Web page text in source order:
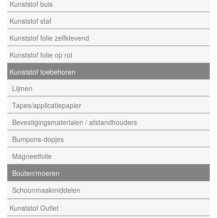
Kunststof buis
Kunststof staf
Kunststof folie zelfklevend
Kunststof folie op rol
Kunststof toebehoren
Lijmen
Tapes/applicatiepapier
Bevestigingsmaterialen / afstandhouders
Bumpons-dopjes
Magneetfolie
Bouten/moeren
Schoonmaakmiddelen
Kunststof Outlet